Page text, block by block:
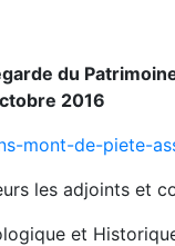
du
2016
mont-de-piete-
les adjoints et
et